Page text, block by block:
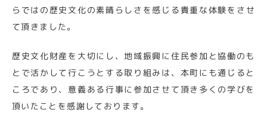
らではの歴史文化の素晴らしさを感じる貴重な体験をさせ
て頂きました。
歴史文化財産を大切にし、地域振興に住民参加と協働のも
とで活かして行こうとする取り組みは、本町にも通じると
ころであり、意義ある行事に参加させて頂き多くの学びを
頂いたことを感謝しております。